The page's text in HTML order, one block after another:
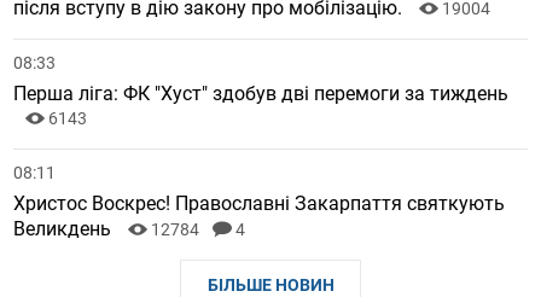
після вступу в дію закону про мобілізацію.
19004
08:33
Перша ліга: ФК "Хуст" здобув дві перемоги за тиждень
6143
08:11
Христос Воскрес! Православні Закарпаття святкують
Великдень
12784 4
БІЛЬШЕ НОВИН